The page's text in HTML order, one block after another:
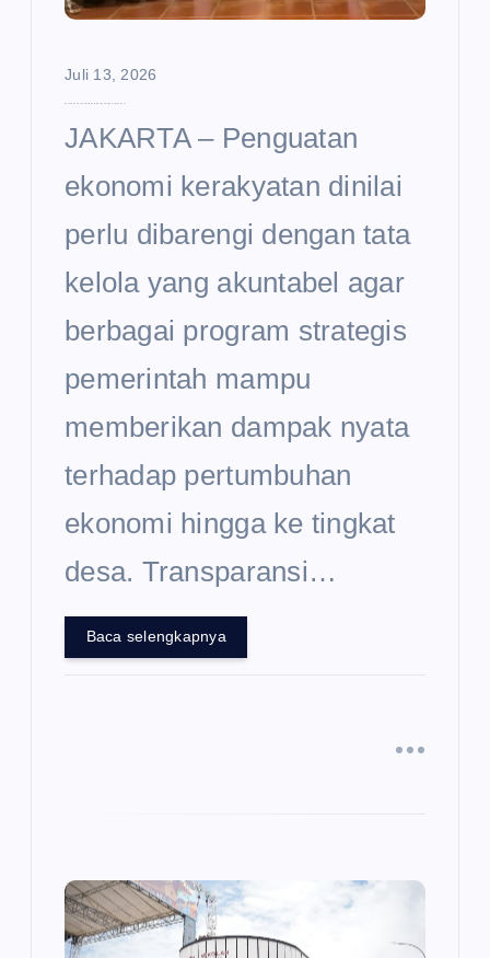
Juli 13, 2026
JAKARTA – Penguatan
ekonomi kerakyatan dinilai
perlu dibarengi dengan tata
kelola yang akuntabel agar
berbagai program strategis
pemerintah mampu
memberikan dampak nyata
terhadap pertumbuhan
ekonomi hingga ke tingkat
desa. Transparansi…
Baca selengkapnya